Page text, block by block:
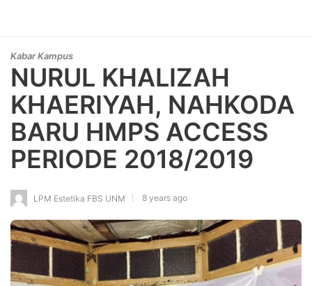
Kabar Kampus
NURUL KHALIZAH
KHAERIYAH, NAHKODA
BARU HMPS ACCESS
PERIODE 2018/2019
LPM Estetika FBS UNM 8 years ago